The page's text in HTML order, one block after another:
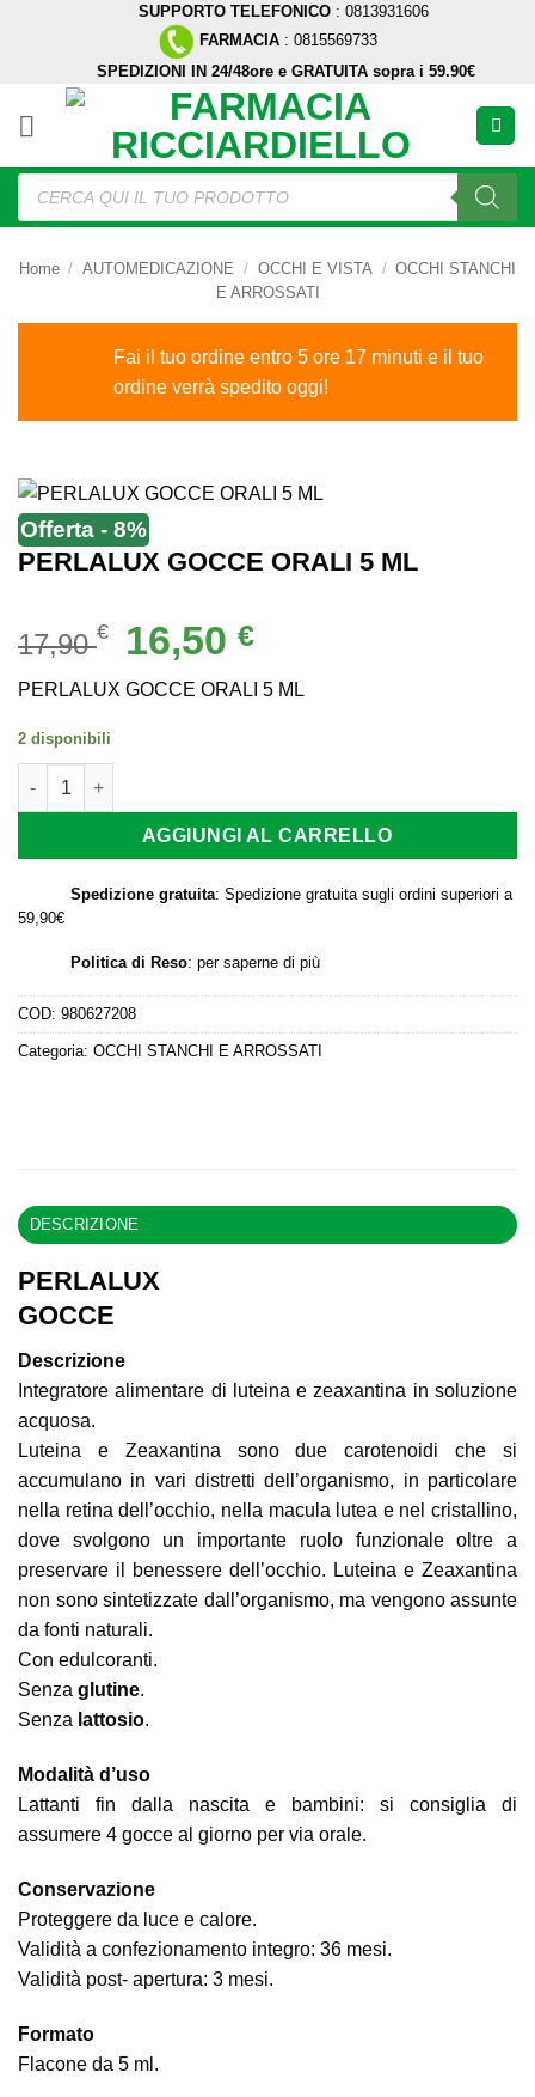
SUPPORTO TELEFONICO : 0813931606
FARMACIA : 0815569733
SPEDIZIONI IN 24/48ore e GRATUITA sopra i 59.90€
Ricerca
prodotti
Home / AUTOMEDICAZIONE / OCCHI E VISTA / OCCHI STANCHI
E ARROSSATI
Fai il tuo ordine entro 5 ore 17 minuti e il tuo
ordine verrà spedito oggi!
Offerta - 8%
PERLALUX GOCCE ORALI 5 ML
17,90€
Il
prezzo
originale
16,50€Il
attuale
PERLALUX GOCCE ORALI 5 ML
2 disponibili
PERLALUX GOCCE ORALI 5 ML quantità
AGGIUNGI AL CARRELLO
Spedizione gratuita: Spedizione gratuita sugli ordini superiori a
59,90€
Politica di Reso: per saperne di più
COD: 980627208
Categoria: OCCHI STANCHI E ARROSSATI
DESCRIZIONE
PERLALUX
GOCCE
Descrizione
Integratore alimentare di luteina e zeaxantina in soluzione
acquosa.
Luteina e Zeaxantina sono due carotenoidi che si
accumulano in vari distretti dell’organismo, in particolare
nella retina dell’occhio, nella macula lutea e nel cristallino,
dove svolgono un importante ruolo funzionale oltre a
preservare il benessere dell’occhio. Luteina e Zeaxantina
non sono sintetizzate dall’organismo, ma vengono assunte
da fonti naturali.
Con edulcoranti.
Senza glutine.
Senza lattosio.
Modalità d’uso
Lattanti fin dalla nascita e bambini: si consiglia di
assumere 4 gocce al giorno per via orale.
Conservazione
Proteggere da luce e calore.
Validità a confezionamento integro: 36 mesi.
Validità post- apertura: 3 mesi.
Formato
Flacone da 5 ml.